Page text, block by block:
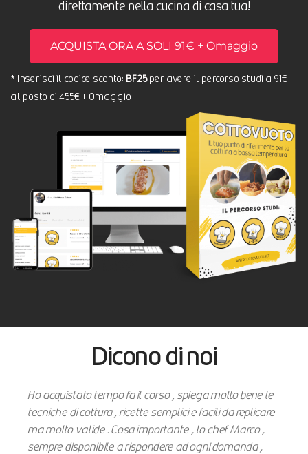
direttamente nella cucina di casa tua!
ACQUISTA ORA A SOLI 91€ + Omaggio
* Inserisci il codice sconto: BF25per avere il percorso studi a 91€
al posto di 455€ + Omaggio
Dicono di noi
Ho acquistato tempo fa il corso , spiega molto bene le
tecniche di cottura , ricette semplici e facili da replicare
ma molto valide . Cosa importante , lo chef Marco ,
sempre disponibile a rispondere ad ogni domanda ,